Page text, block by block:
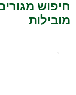
חיפוש
מובילות